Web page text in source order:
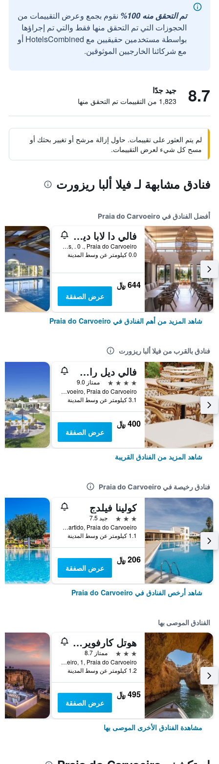
تم التحقق منه 100%
نقوم بجمع وعرض التقييمات من
الحجوزات التي تم التحقق منها فقط والتي تم إجراؤها
بواسطة مستخدمين حقيقيين مع HotelsCombined أو
مع شركائنا الخارجيين الموثوقين.
8.7 جيد جدًا
1,823 من التقييمات تم التحقق منها
لم يتم العثور على تقييمات. حاول إزالة مرشح أو تغيير بحثك أو
مسح كل شيء لعرض التقييمات.
فنادق مشابهة لـ فيلا ألبا ريزورت
أفضل الفنادق في Praia do Carvoeiro
فالي دا لابا ديلاكس فيلاز
Estrada Das Sesmarias, . 0 ., Praia do Carvoeiro, منطقة فارو, البرتغال
0.0 كيلومتر عن وسط المدينة
644 ﷼
عرض الصفقة
شاهد المزيد من أهم الفنادق في Praia do Carvoeiro
فنادق بالقرب من فيلا ألبا ريزورت
فالي ديل راي هوتل آند فيلاز
4 نجوم
ممتاز 9.0
Quinta Vale D'el Rei 8400-421 Carvoeiro, Praia do Carvoeiro, منطقة فارو, البرتغال
3.1 كيلومتر عن وسط المدينة
400 ﷼
عرض الصفقة
شاهد المزيد من الفنادق القريبة
فنادق رخيصة في Praia do Carvoeiro
كولينا فيلدج
3 نجوم
جيد 7.5
Poco Partido, Praia do Carvoeiro, منطقة فارو, البرتغال
1.1 كيلومتر عن وسط المدينة
206 ﷼
عرض الصفقة
شاهد أرخص الفنادق في Praia do Carvoeiro
الفنادق الموصى بها
هوتل كارفويرو بلازا
3 نجوم
ممتاز 8.7
Praia Do Carvoeiro, 1, Praia do Carvoeiro, منطقة فارو, البرتغال
1.2 كيلومتر عن وسط المدينة
495 ﷼
عرض الصفقة
مشاهدة الفنادق الأخرى الموصى بها